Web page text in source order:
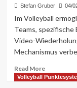
Meldung
von
Lösung
von
Stefan Gruber 04/
Im Volleyball
Teams,
Video-
Mechanismus
Read MoreRead
more
Volleyball